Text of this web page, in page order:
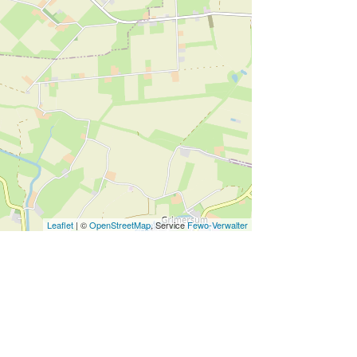
Geschirr
Spülmaschine
Kaffeemaschine
TV SAT/Kabel
Nachttisch
Fön
Waschtisch
Sauna
Whirlpool
Leaflet | ©OpenStreetMap, ServiceFewo-Verwalter